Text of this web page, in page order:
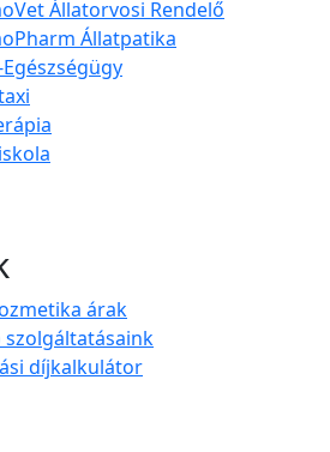
Állatorvosi Rendelő
Állatpatika
árak
szolgáltatásaink
díjkalkulátor